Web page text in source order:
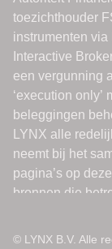
© LYNX B.V. Alle